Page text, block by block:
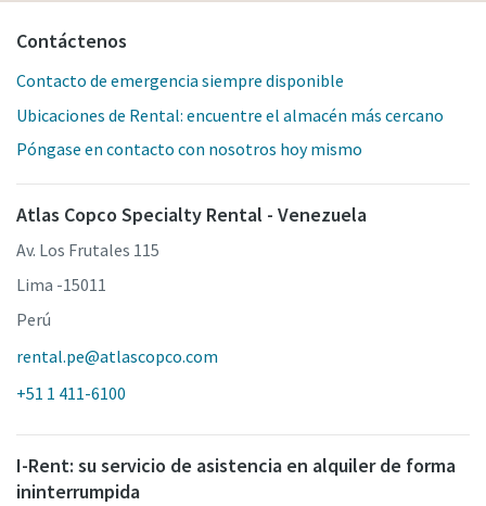
Contáctenos
Contacto de emergencia siempre disponible
Ubicaciones de Rental: encuentre el almacén más cercano
Póngase en contacto con nosotros hoy mismo
Atlas Copco Specialty Rental - Venezuela
Av. Los Frutales 115
Lima -15011
Perú
rental.pe@atlascopco.com
+51 1 411-6100
I-Rent: su servicio de asistencia en alquiler de forma
ininterrumpida